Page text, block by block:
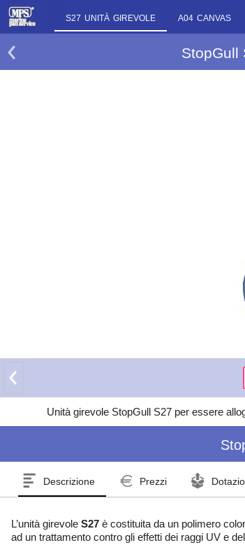
S27 UNITÀ GIREVOLE A04 CANVAS
StopGull
Unità girevole StopGull S27 per essere
Descrizione Prezzi
L’unità girevole S27 è costituita da un polimero
ad un trattamento contro gli effetti dei raggi UV e